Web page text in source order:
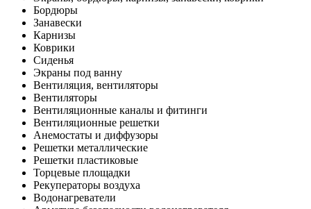
Бордюры
Занавески
Карнизы
Коврики
Сиденья
Экраны под ванну
Вентиляция, вентиляторы
Вентиляторы
Вентиляционные каналы и фитинги
Вентиляционные решетки
Анемостаты и диффузоры
Решетки металлические
Решетки пластиковые
Торцевые площадки
Рекуператоры воздуха
Водонагреватели